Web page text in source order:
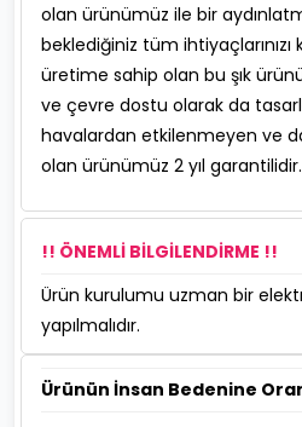
olan ürünümüz ile bir
beklediğiniz tüm ihtiyaçlarınızı
üretime sahip olan bu şık
ve çevre dostu olarak da
havalardan etkilenmeyen ve
olan ürünümüz 2 yıl garantilidir.
!! ÖNEMLİ BİLGİLENDİRME !!
Ürün kurulumu uzman bir
yapılmalıdır.
Ürünün İnsan Bedenine